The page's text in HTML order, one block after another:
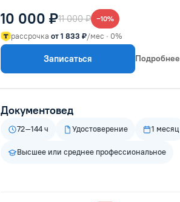
10 000 ₽11 000 ₽ −10%
рассрочка от 1 833 ₽/мес · 0%
Записаться Подробнее
Документовед
72–144 ч Удостоверение 1 месяц
Высшее или среднее профессиональное